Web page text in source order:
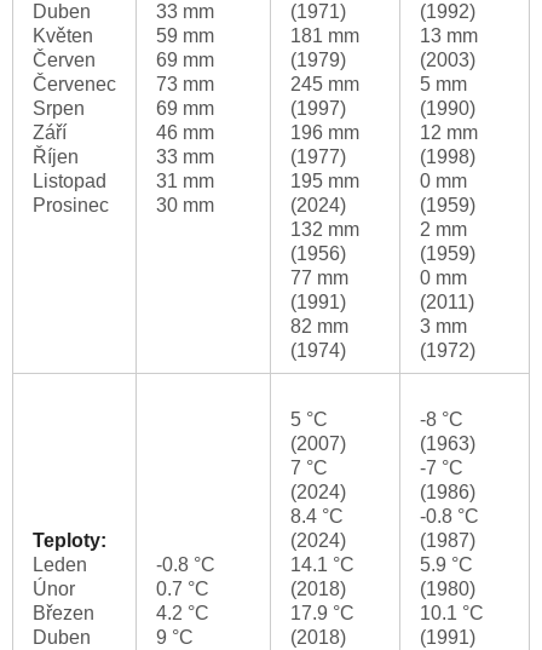
Duben
Květen
Červen
Červenec
Srpen
Září
Říjen
Listopad
Prosinec
33 mm
59 mm
69 mm
73 mm
69 mm
46 mm
33 mm
31 mm
30 mm
(1971)
181 mm
(1979)
245 mm
(1997)
196 mm
(1977)
195 mm
(2024)
132 mm
(1956)
77 mm
(1991)
82 mm
(1974)
(1992)
13 mm
(2003)
5 mm
(1990)
12 mm
(1998)
0 mm
(1959)
2 mm
(1959)
0 mm
(2011)
3 mm
(1972)
Teploty:
Leden
Únor
Březen
Duben
-0.8 °C
0.7 °C
4.2 °C
9 °C
5 °C
(2007)
7 °C
(2024)
8.4 °C
(2024)
14.1 °C
(2018)
17.9 °C
(2018)
-8 °C
(1963)
-7 °C
(1986)
-0.8 °C
(1987)
5.9 °C
(1980)
10.1 °C
(1991)